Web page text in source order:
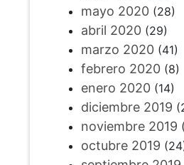
mayo 2020(28)
abril 2020(29)
marzo 2020(41)
febrero 2020(8)
enero 2020(14)
diciembre 2019
noviembre 2019
octubre 2019